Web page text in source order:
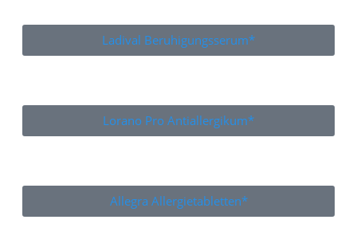
Ladival Beruhigungsserum*
Lorano Pro Antiallergikum*
Allegra Allergietabletten*